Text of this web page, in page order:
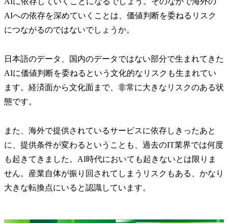
AIへの依存を深めていくことは、価値判断を委ねるリスク
につながるのではないでしょうか。
日本語のデータ、国内のデータではない部分で生まれてきた
AIに価値判断を委ねるという文化的なリスクも生まれてい
ます。経済面から文化面まで、非常に大きなリスクのある状
態です。
また、海外で提供されているサービスに依存しきったあと
に、提供条件が変わるということも、過去のIT業界では何度
も起きてきました。AI時代においても起きないとは限りま
せん。産業自体が振り回されてしまうリスクもある、かなり
大きな転換点にいると認識しています。